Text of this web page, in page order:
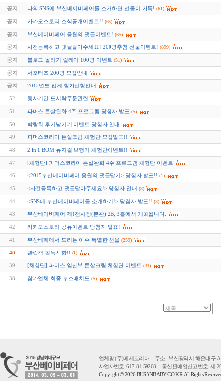
공지 나의 SNS에 부산베이비페어를 소개하면 선물이 가득! (61)
공지 카카오스토리 소식공개이벤트!! (65)
공지 부산베이비페어 응원의 댓글이벤트! (65)
공지 사전등록하고 댓글달아주세요! 200명추첨 선물이벤트! (899)
공지 블로그 올리기 릴레이 100명 이벤트 (51)
공지 서포터즈 200명 모집안내
공지 2015년도 업체 참가신청안내
52 행사기간 도시락주문관련
51 파머스 튼살완화 4주 프로그램 당첨자 발표 (5)
50 박람회 후기남기기 이벤트 당첨자 안내
49 파머스코리아 튼살크림 체험단 모집발표!!
48 2 in 1 BOM 뮤지컬 보행기 체험단이벤트!!
47 [체험단] 파머스코리아 튼살완화 4주 프로그램 체험단 이벤트
46 <2015부산베이비페어 응원의 댓글달기> 당첨자 발표!! (1)
45 <사전등록하고 댓글달아주세요!> 당첨자 안내 (8)
44 <SNS에 부산베이비페어를 소개하기!> 당첨자 발표!! (3)
43 부산베이비페어 제1전시장(본관) 2B, 3홀에서 개최됩니다.
42 카카오스토리 공유이벤트 당첨자 발표!
41 부산베페에서 드리는 아주 특별한 선물 (259)
40 관람객 필독사항!! (1)
39 [체험단] 파머스 임산부 튼살크림 체험단 이벤트 (33)
38 참가업체 최종 부스배치도 (5)
업체명:(주)메세코리아 주소 : 부산광역시 해운대구
사업자번호: 617-81-59268 통신판매업신고번호: 제
Copyright © 2026 BUSANBABY.CO.KR. All Rights